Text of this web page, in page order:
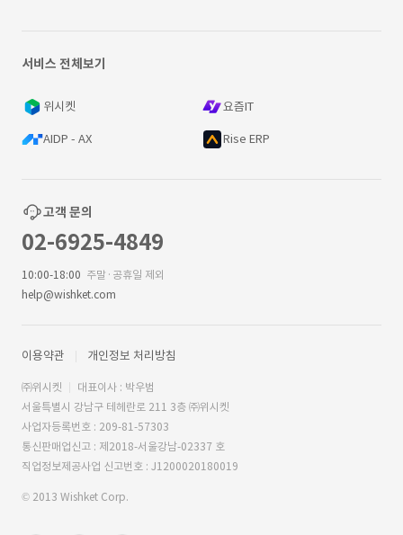
서비스 전체보기
위시켓 요즘IT
AIDP - AX Rise ERP
고객 문의
02-6925-4849
10:00-18:00 주말·공휴일 제외
help@wishket.com
이용약관 개인정보 처리방침
㈜위시켓
대표이사 : 박우범
서울특별시 강남구 테헤란로 211 3층 ㈜위시켓
사업자등록번호 : 209-81-57303
통신판매업신고 : 제2018-서울강남-02337 호
직업정보제공사업 신고번호 : J1200020180019
© 2013 Wishket Corp.